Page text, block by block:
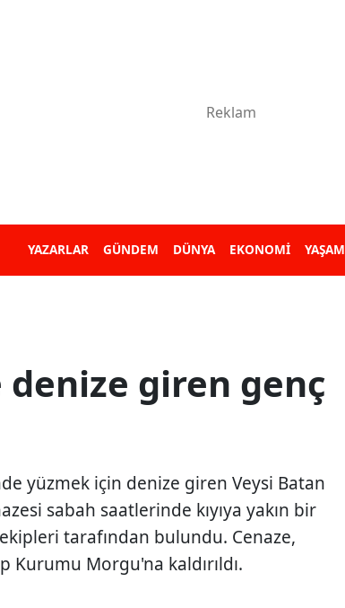
YAZARLAR GÜNDEM DÜNYA EKONOMİ YAŞAM
denize giren genç
yüzmek için denize giren Veysi Batan
sabah saatlerinde kıyıya yakın bir
tarafından bulundu. Cenaze,
Kurumu Morgu'na kaldırıldı.